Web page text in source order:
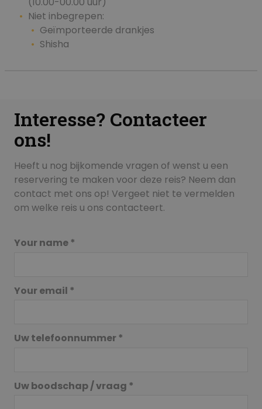
Niet inbegrepen:
Geïmporteerde drankjes
Shisha
Interesse? Contacteer
ons!
Heeft u nog bijkomende vragen of wenst u een
reservering te maken voor deze reis? Neem dan
contact met ons op! Vergeet niet te vermelden
om welke reis u ons contacteert.
Your name *
Your email *
Uw telefoonnummer *
Uw boodschap / vraag *